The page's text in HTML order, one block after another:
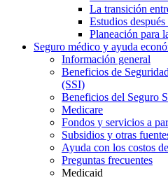
La transición
Estudios
Planeación para
Seguro médico y ayuda
Información general
Beneficios de
(SSI)
Beneficios del Seguro
Medicare
Fondos y servicios a
Subsidios y otras
Ayuda con los costos
Preguntas frecuentes
Medicaid